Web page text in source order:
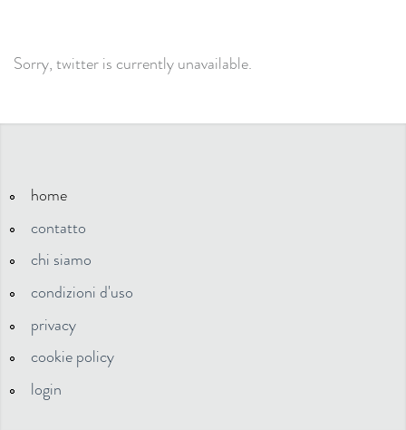
Sorry, twitter is currently unavailable.
home
contatto
chi siamo
condizioni d'uso
privacy
cookie policy
login